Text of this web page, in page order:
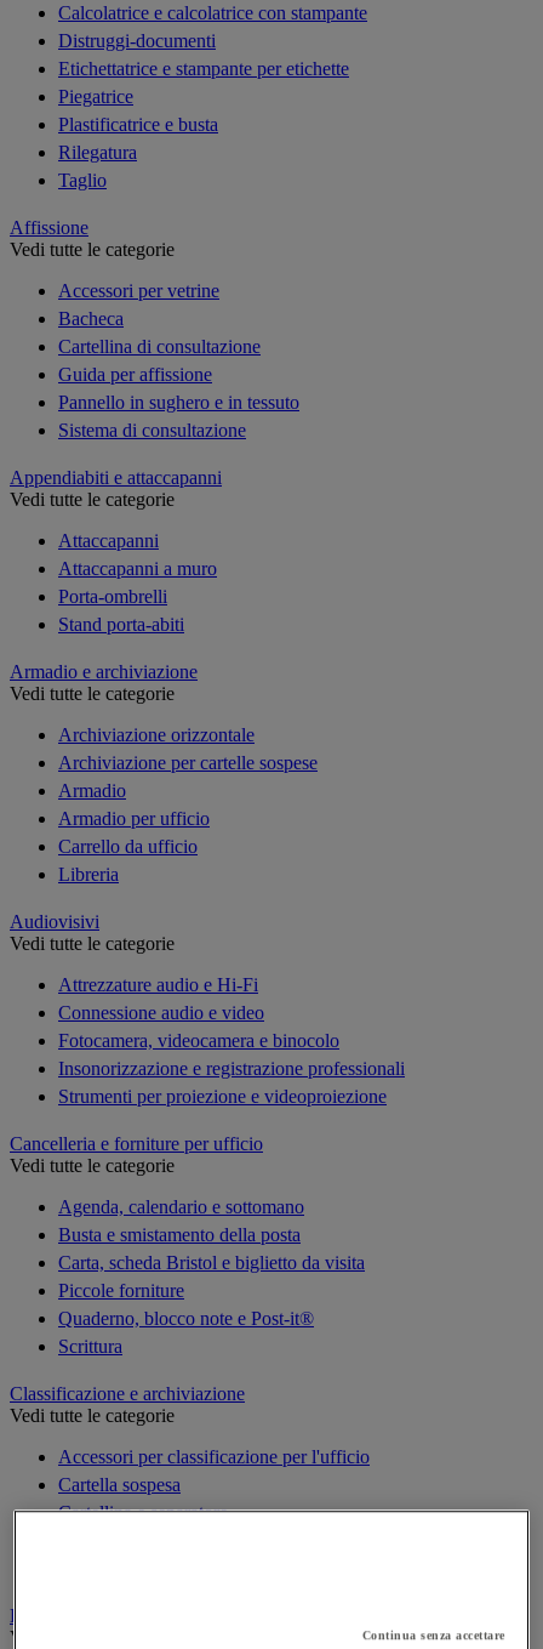
Calcolatrice e calcolatrice con stampante
Distruggi-documenti
Etichettatrice e stampante per etichette
Piegatrice
Plastificatrice e busta
Rilegatura
Taglio
Affissione
Vedi tutte le categorie
Accessori per vetrine
Bacheca
Cartellina di consultazione
Guida per affissione
Pannello in sughero e in tessuto
Sistema di consultazione
Appendiabiti e attaccapanni
Vedi tutte le categorie
Attaccapanni
Attaccapanni a muro
Porta-ombrelli
Stand porta-abiti
Armadio e archiviazione
Vedi tutte le categorie
Archiviazione orizzontale
Archiviazione per cartelle sospese
Armadio
Armadio per ufficio
Carrello da ufficio
Libreria
Audiovisivi
Vedi tutte le categorie
Attrezzature audio e Hi-Fi
Connessione audio e video
Fotocamera, videocamera e binocolo
Insonorizzazione e registrazione professionali
Strumenti per proiezione e videoproiezione
Cancelleria e forniture per ufficio
Vedi tutte le categorie
Agenda, calendario e sottomano
Busta e smistamento della posta
Carta, scheda Bristol e biglietto da visita
Piccole forniture
Quaderno, blocco note e Post-it®
Scrittura
Classificazione e archiviazione
Vedi tutte le categorie
Accessori per classificazione per l'ufficio
Cartella sospesa
Cartellina e separatore
Decorazione
Vedi tutte le categorie
Continua senza accettare